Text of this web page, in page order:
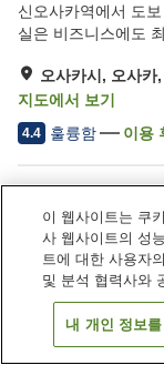
신오사카역에서 도
실은 비즈니스에도
오사카시, 오사카
지도에서 보기
4.4 훌륭함 이용
주차장
피트니스 클럽 /
일본 오사카
코트야드 바이 메리어트
이 웹사이트는 쿠
사 웹사이트의 성
트에 대한 사용자
및 분석 협력사와
내 개인 정보